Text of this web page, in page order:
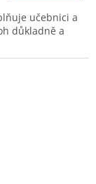
učebnici a
důkladně a